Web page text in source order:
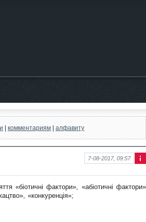
| комментариям | алфавиту
ор
ція
7-08-2017, 09:57
«біотичні фактори», «абіотичні фактори»
«конкуренція»;